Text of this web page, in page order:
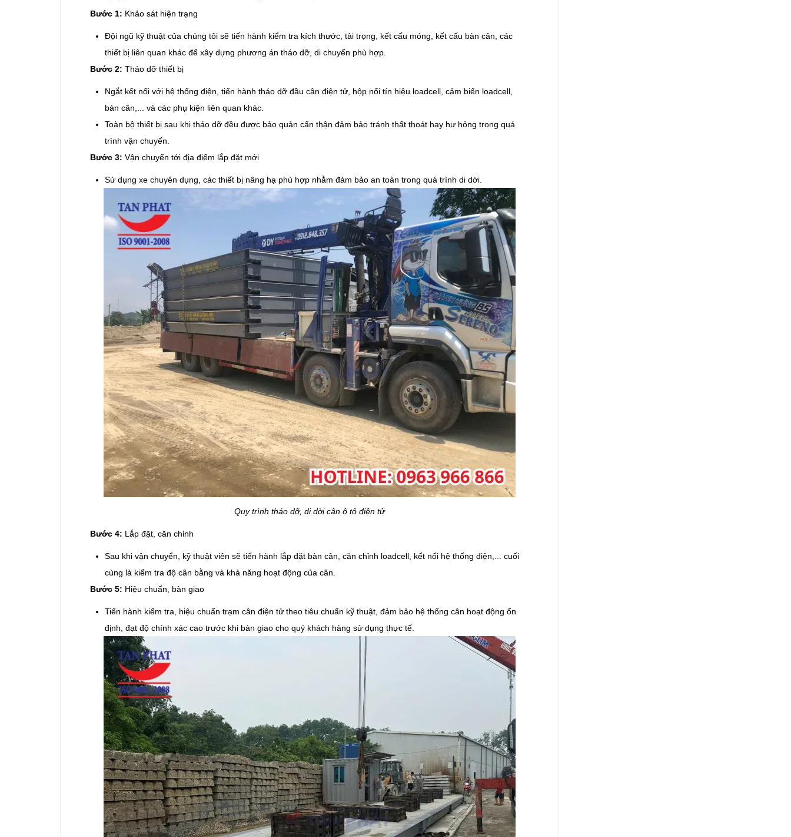
Bước 1: Khảo sát hiện trạng
Đội ngũ kỹ thuật của chúng tôi sẽ tiến hành kiểm tra kích thước, tải trọng, kết cấu móng, kết cấu bàn cân, các
thiết bị liên quan khác để xây dựng phương án tháo dỡ, di chuyển phù hợp.
Bước 2: Tháo dỡ thiết bị
Ngắt kết nối với hệ thống điện, tiến hành tháo dỡ đầu cân điện tử, hộp nối tín hiệu loadcell, cảm biến loadcell,
bàn cân,... và các phụ kiện liên quan khác.
Toàn bộ thiết bị sau khi tháo dỡ đều được bảo quản cẩn thận đảm bảo tránh thất thoát hay hư hỏng trong quá
trình vận chuyển.
Bước 3: Vận chuyển tới địa điểm lắp đặt mới
Sử dụng xe chuyên dụng, các thiết bị nâng hạ phù hợp nhằm đảm bảo an toàn trong quá trình di dời.
Quy trình tháo dỡ, di dời cân ô tô điện tử
Bước 4: Lắp đặt, căn chỉnh
Sau khi vận chuyển, kỹ thuật viên sẽ tiến hành lắp đặt bàn cân, căn chỉnh loadcell, kết nối hệ thống điện,... cuối
cùng là kiểm tra độ cân bằng và khả năng hoạt động của cân.
Bước 5: Hiệu chuẩn, bàn giao
Tiến hành kiểm tra, hiệu chuẩn trạm cân điện tử theo tiêu chuẩn kỹ thuật, đảm bảo hệ thống cân hoạt động ổn
định, đạt độ chính xác cao trước khi bàn giao cho quý khách hàng sử dụng thực tế.